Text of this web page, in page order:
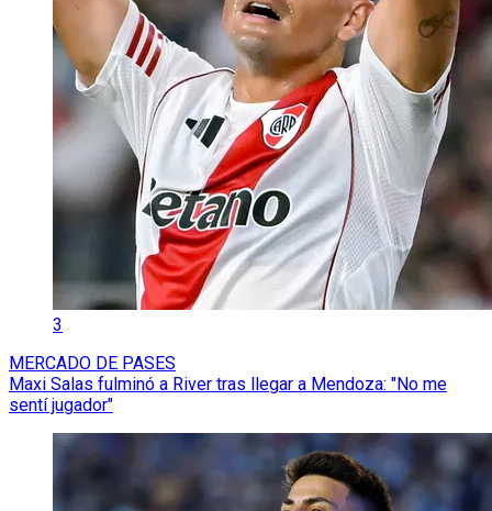
3
MERCADO DE PASES
Maxi Salas fulminó a River tras llegar a Mendoza: "No me
sentí jugador"